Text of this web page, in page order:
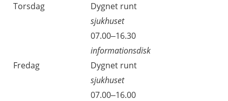
Torsdag
Dygnet runt
sjukhuset
07.00–16.30
informationsdisk
Fredag
Dygnet runt
sjukhuset
07.00–16.00